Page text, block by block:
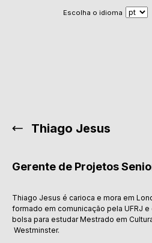
Escolha o idioma
Thiago Jesus
Gerente de Projetos
Thiago Jesus é carioca e mora em
formado em comunicação pela UFRJ e
bolsa para estudar Mestrado em
Westminster.